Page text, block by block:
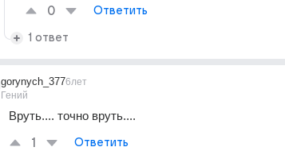
0 Ответить
1 ответ
gorynych_377
Гений
6лет
Вруть.... точно вруть....
1 Ответить